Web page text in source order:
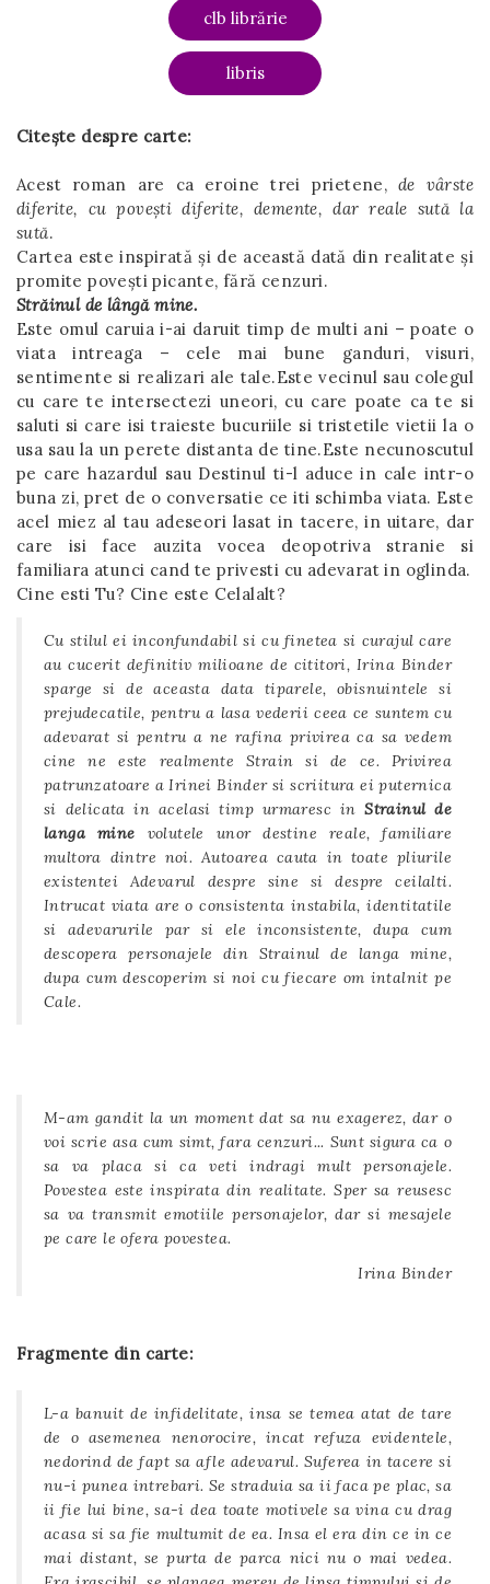
clb librărie
libris
Citește despre carte:
Acest roman are ca eroine trei prietene,de vârste
diferite, cu povești diferite, demente, dar reale sută la
sută.
Cartea este inspirată și de această dată din realitate și
promite povești picante, fără cenzuri.
Străinul de lângă mine.
Este omul caruia i-ai daruit timp de multi ani – poate o
viata intreaga – cele mai bune ganduri, visuri,
sentimente si realizari ale tale.Este vecinul sau colegul
cu care te intersectezi uneori, cu care poate ca te si
saluti si care isi traieste bucuriile si tristetile vietii la o
usa sau la un perete distanta de tine.Este necunoscutul
pe care hazardul sau Destinul ti-l aduce in cale intr-o
buna zi, pret de o conversatie ce iti schimba viata. Este
acel miez al tau adeseori lasat in tacere, in uitare, dar
care isi face auzita vocea deopotriva stranie si
familiara atunci cand te privesti cu adevarat in oglinda.
Cine esti Tu? Cine este Celalalt?
Cu stilul ei inconfundabil si cu finetea si curajul care
au cucerit definitiv milioane de cititori, Irina Binder
sparge si de aceasta data tiparele, obisnuintele si
prejudecatile, pentru a lasa vederii ceea ce suntem cu
adevarat si pentru a ne rafina privirea ca sa vedem
cine ne este realmente Strain si de ce. Privirea
patrunzatoare a Irinei Binder si scriitura ei puternica
si delicata in acelasi timp urmaresc inStrainul de
langa mine volutele unor destine reale, familiare
multora dintre noi. Autoarea cauta in toate pliurile
existentei Adevarul despre sine si despre ceilalti.
Intrucat viata are o consistenta instabila, identitatile
si adevarurile par si ele inconsistente, dupa cum
descopera personajele din Strainul de langa mine,
dupa cum descoperim si noi cu fiecare om intalnit pe
Cale.
M-am gandit la un moment dat sa nu exagerez, dar o
voi scrie asa cum simt, fara cenzuri... Sunt sigura ca o
sa va placa si ca veti indragi mult personajele.
Povestea este inspirata din realitate. Sper sa reusesc
sa va transmit emotiile personajelor, dar si mesajele
pe care le ofera povestea.
Irina Binder
Fragmente din carte:
L-a banuit de infidelitate, insa se temea atat de tare
de o asemenea nenorocire, incat refuza evidentele,
nedorind de fapt sa afle adevarul. Suferea in tacere si
nu-i punea intrebari. Se straduia sa ii faca pe plac, sa
ii fie lui bine, sa-i dea toate motivele sa vina cu drag
acasa si sa fie multumit de ea. Insa el era din ce in ce
mai distant, se purta de parca nici nu o mai vedea.